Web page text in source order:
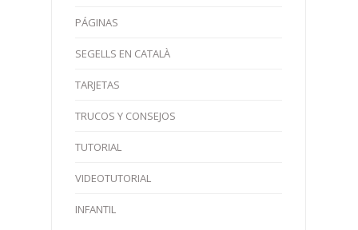
PÁGINAS
SEGELLS EN CATALÀ
TARJETAS
TRUCOS Y CONSEJOS
TUTORIAL
VIDEOTUTORIAL
INFANTIL